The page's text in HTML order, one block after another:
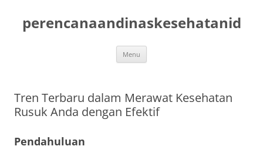
content
perencanaandinaskesehatanid
Menu
Tren Terbaru dalam Merawat Kesehatan
Rusuk Anda dengan Efektif
Pendahuluan